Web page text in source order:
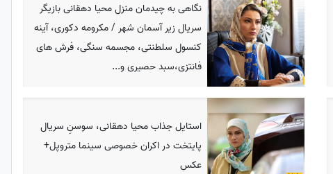
نگاهی به چیدمان منزل محیا دهقانی بازیگر
سریال زیر آسمان شهر / مکرومه دکوری، آینه
کنسول سلطنتی، مجسمه سنگی، فرش های
فانتزی،سبد حصیری و...
استایل جذاب محیا دهقانی، سوسنِ سریال
پایتخت در اکران خصوصی سینما متروپل+
عکس